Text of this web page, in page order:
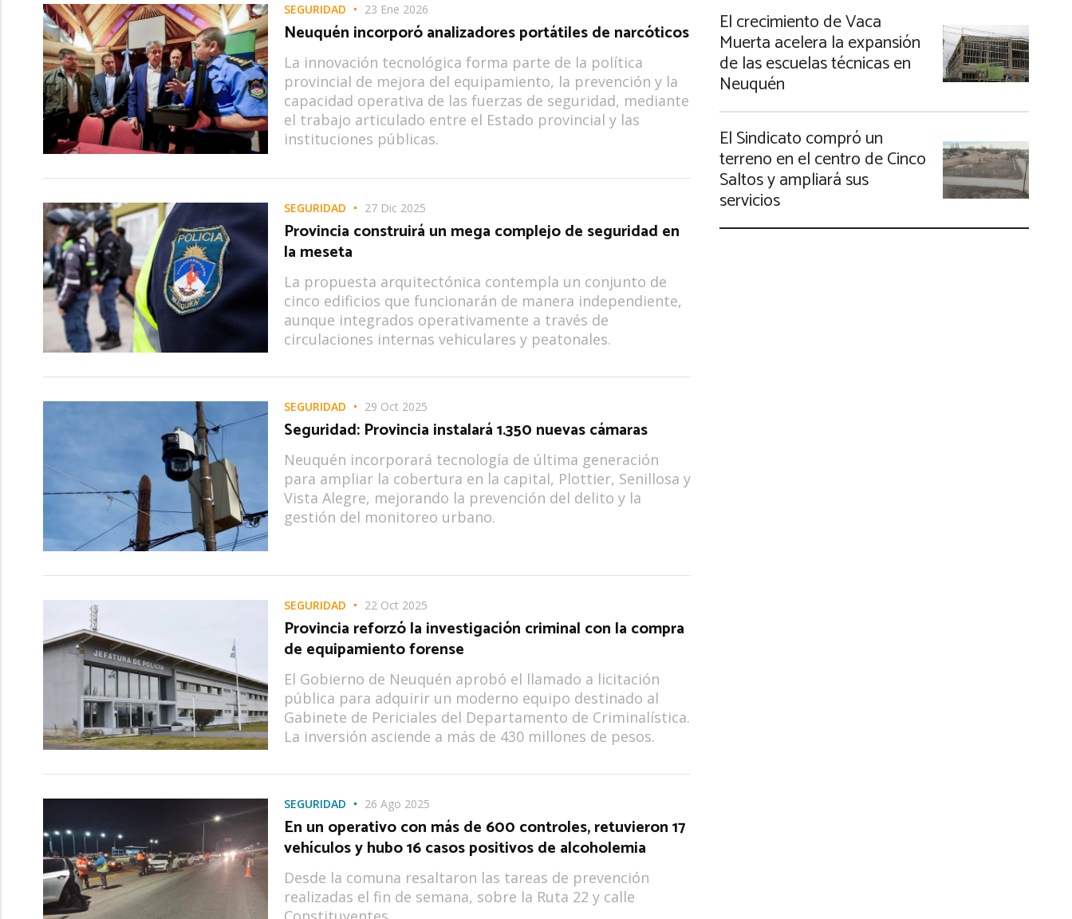
SEGURIDAD 23 Ene 2026
Neuquén incorporó analizadores portátiles de narcóticos
La innovación tecnológica forma parte de la política
provincial de mejora del equipamiento, la prevención y la
capacidad operativa de las fuerzas de seguridad, mediante
el trabajo articulado entre el Estado provincial y las
instituciones públicas.
SEGURIDAD 27 Dic 2025
Provincia construirá un mega complejo de seguridad en
la meseta
La propuesta arquitectónica contempla un conjunto de
cinco edificios que funcionarán de manera independiente,
aunque integrados operativamente a través de
circulaciones internas vehiculares y peatonales.
SEGURIDAD 29 Oct 2025
Seguridad: Provincia instalará 1.350 nuevas cámaras
Neuquén incorporará tecnología de última generación
para ampliar la cobertura en la capital, Plottier, Senillosa y
Vista Alegre, mejorando la prevención del delito y la
gestión del monitoreo urbano.
SEGURIDAD 22 Oct 2025
Provincia reforzó la investigación criminal con la compra
de equipamiento forense
El Gobierno de Neuquén aprobó el llamado a licitación
pública para adquirir un moderno equipo destinado al
Gabinete de Periciales del Departamento de Criminalística.
La inversión asciende a más de 430 millones de pesos.
SEGURIDAD 26 Ago 2025
En un operativo con más de 600 controles, retuvieron 17
vehículos y hubo 16 casos positivos de alcoholemia
Desde la comuna resaltaron las tareas de prevención
realizadas el fin de semana, sobre la Ruta 22 y calle
El crecimiento de Vaca
Muerta acelera la expansión
de las escuelas técnicas en
Neuquén
El Sindicato compró un
terreno en el centro de Cinco
Saltos y ampliará sus
servicios